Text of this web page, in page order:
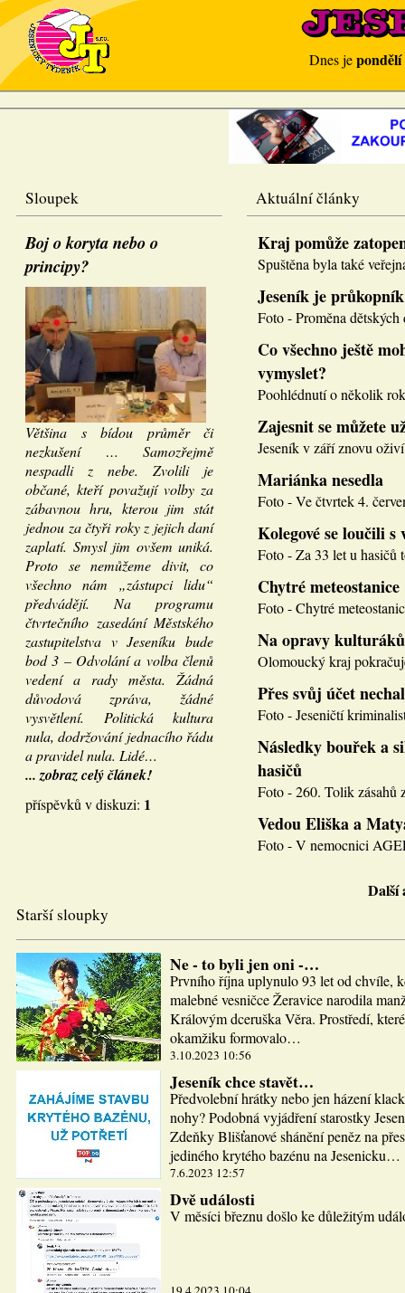
Dnes jepondělí
Sloupek
Boj o koryta nebo o
principy?
Většina s bídou průměr či
nezkušení … Samozřejmě
nespadli z nebe. Zvolili je
občané, kteří považují volby za
zábavnou hru, kterou jim stát
jednou za čtyři roky z jejich daní
zaplatí. Smysl jim ovšem uniká.
Proto se nemůžeme divit, co
všechno nám „zástupci lidu“
předvádějí. Na programu
čtvrtečního zasedání Městského
zastupitelstva v Jeseníku bude
bod 3 – Odvolání a volba členů
vedení a rady města. Žádná
důvodová zpráva, žádné
vysvětlení. Politická kultura
nula, dodržování jednacího řádu
a pravidel nula. Lidé…
... zobraz celý článek!
příspěvků v diskuzi: 1
Aktuální články
Kraj pomůže
Spuštěna byla také
Jeseník je průkopník
Foto - Proměna
Co všechno ještě
vymyslet?
Poohlédnutí o několik
Zajesnit se můžete
Jeseník v září znovu
Mariánka nesedla
Foto - Ve čtvrtek 4.
Kolegové se loučili s
Foto - Za 33 let u hasičů
Chytré meteostanice
Foto - Chytré
Na opravy
Olomoucký kraj
Přes svůj účet
Foto - Jeseničtí
Následky bouřek a
hasičů
Foto - 260. Tolik zásahů
Vedou Eliška a
Foto - V nemocnici
Starší sloupky
Ne - to byli jen oni -…
Prvního října uplynulo 93 let od chvíle,
malebné vesničce Žeravice narodila
Královým dceruška Věra. Prostředí,
okamžiku formovalo…
3.10.2023 10:56
Jeseník chce stavět…
Předvolební hrátky nebo jen házení
nohy? Podobná vyjádření starostky
Zdeňky Blišťanové shánění peněz na
jediného krytého bazénu na Jesenicku…
7.6.2023 12:57
Dvě události
V měsíci březnu došlo ke důležitým